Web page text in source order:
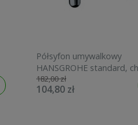
Półsyfon umywalkowy
HANSGROHE standard,
52053000
182,00 zł
104,80 zł